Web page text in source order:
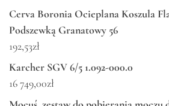
Cerva Boronia Ocieplana Koszula
Podszewką Granatowy 56
192,53zł
Karcher SGV 6/5 1.092-000.0
16 749,00zł